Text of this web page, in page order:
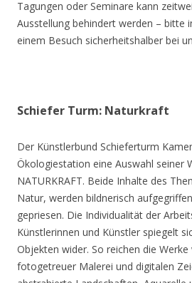
Tagungen oder Seminare kann
Ausstellung behindert werden – bitte
einem Besuch sicherheitshalber bei
Schiefer Turm: Naturkraft
Der Künstlerbund Schieferturm
Ökologiestation eine Auswahl seiner
NATURKRAFT. Beide Inhalte des
Natur, werden bildnerisch
gepriesen. Die Individualität der
Künstlerinnen und Künstler spiegelt
Objekten wider. So reichen die
fotogetreuer Malerei und digitalen